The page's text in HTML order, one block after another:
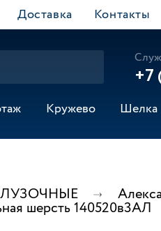
Доставка Контакты
+7
Кружево Шелка
шерсть 140520в3АЛ